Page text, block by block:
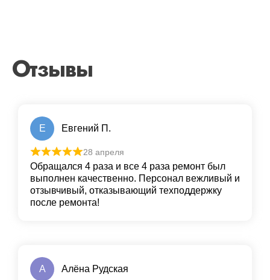
Отзывы
Е Евгений П.
28 апреля
Обращался 4 раза и все 4 раза ремонт был
выполнен качественно. Персонал вежливый и
отзывчивый, отказывающий техподдержку
после ремонта!
А Алёна Рудская